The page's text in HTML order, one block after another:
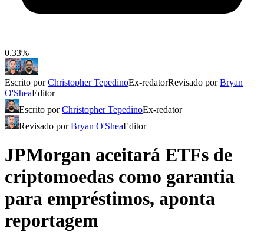
0.33%
Escrito porChristopher TepedinoEx-redatorRevisado porBryan
O'SheaEditor
Escrito porChristopher TepedinoEx-redator
Revisado porBryan O'SheaEditor
JPMorgan aceitará ETFs de
criptomoedas como garantia
para empréstimos, aponta
reportagem